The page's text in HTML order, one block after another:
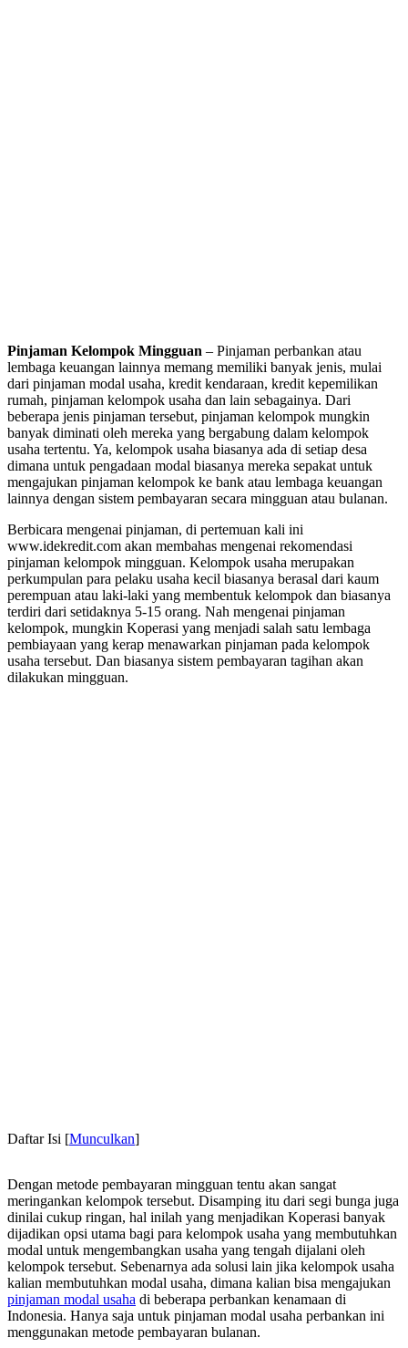
Pinjaman Kelompok Mingguan – Pinjaman perbankan atau
lembaga keuangan lainnya memang memiliki banyak jenis, mulai
dari pinjaman modal usaha, kredit kendaraan, kredit kepemilikan
rumah, pinjaman kelompok usaha dan lain sebagainya. Dari
beberapa jenis pinjaman tersebut, pinjaman kelompok mungkin
banyak diminati oleh mereka yang bergabung dalam kelompok
usaha tertentu. Ya, kelompok usaha biasanya ada di setiap desa
dimana untuk pengadaan modal biasanya mereka sepakat untuk
mengajukan pinjaman kelompok ke bank atau lembaga keuangan
lainnya dengan sistem pembayaran secara mingguan atau bulanan.
Berbicara mengenai pinjaman, di pertemuan kali ini
www.idekredit.com akan membahas mengenai rekomendasi
pinjaman kelompok mingguan. Kelompok usaha merupakan
perkumpulan para pelaku usaha kecil biasanya berasal dari kaum
perempuan atau laki-laki yang membentuk kelompok dan biasanya
terdiri dari setidaknya 5-15 orang. Nah mengenai pinjaman
kelompok, mungkin Koperasi yang menjadi salah satu lembaga
pembiayaan yang kerap menawarkan pinjaman pada kelompok
usaha tersebut. Dan biasanya sistem pembayaran tagihan akan
dilakukan mingguan.
Daftar Isi [Munculkan]
Dengan metode pembayaran mingguan tentu akan sangat
meringankan kelompok tersebut. Disamping itu dari segi bunga juga
dinilai cukup ringan, hal inilah yang menjadikan Koperasi banyak
dijadikan opsi utama bagi para kelompok usaha yang membutuhkan
modal untuk mengembangkan usaha yang tengah dijalani oleh
kelompok tersebut. Sebenarnya ada solusi lain jika kelompok usaha
kalian membutuhkan modal usaha, dimana kalian bisa mengajukan
pinjaman modal usaha di beberapa perbankan kenamaan di
Indonesia. Hanya saja untuk pinjaman modal usaha perbankan ini
menggunakan metode pembayaran bulanan.